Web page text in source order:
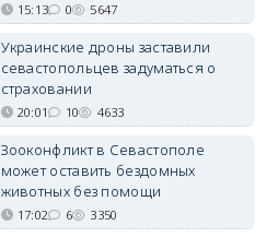
15:13 0 5647
Украинские дроны заставили
севастопольцев задуматься о
страховании
20:01 10 4633
Зооконфликт в Севастополе
может оставить бездомных
животных без помощи
17:02 6 3350